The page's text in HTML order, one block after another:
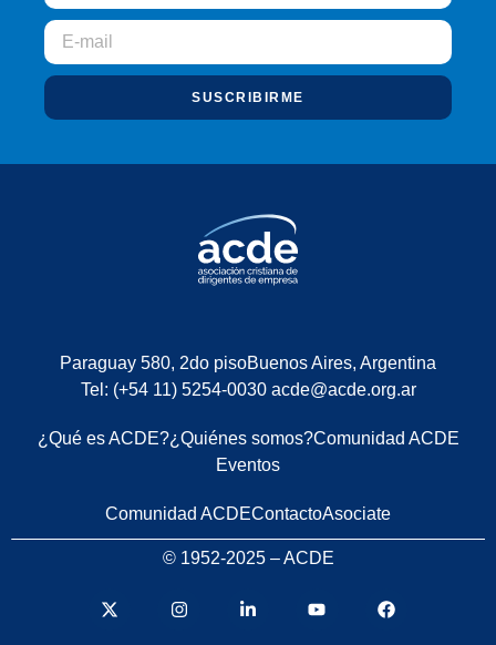
SUSCRIBIRME
Paraguay 580, 2do pisoBuenos Aires, Argentina
Tel: (+54 11) 5254-0030 acde@acde.org.ar
¿Qué es ACDE?¿Quiénes somos?Comunidad ACDE
Eventos
Comunidad ACDEContactoAsociate
© 1952-2025 – ACDE